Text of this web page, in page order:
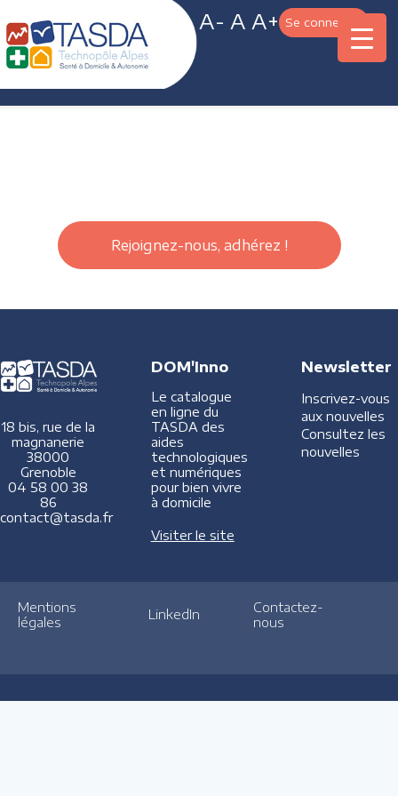
A- A A+ Se connecter
Rejoignez-nous, adhérez !
18 bis, rue de la
magnanerie
38000
Grenoble
04 58 00 38
86
contact@tasda.fr
DOM'Inno
Le catalogue
en ligne du
TASDA des
aides
technologiques
et numériques
pour bien vivre
à domicile
Visiter le site
Newsletter
Inscrivez-vous
aux nouvelles
Consultez les
nouvelles
Mentions
légales
LinkedIn
Contactez-
nous